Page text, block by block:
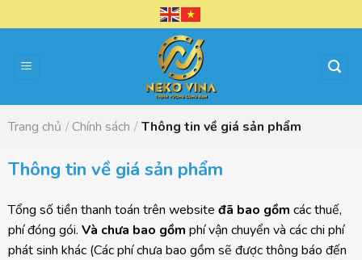
đến
dung
Trang chủ / Chính sách / Thông tin về giá sản phẩm
Thông tin về giá sản phẩm
Tổng số tiền thanh toán trên website đã bao gồm các thuế,
phí đóng gói. Và chưa bao gồm phí vận chuyển và các chi phí
phát sinh khác (Các phí chưa bao gồm sẽ được thông báo đến